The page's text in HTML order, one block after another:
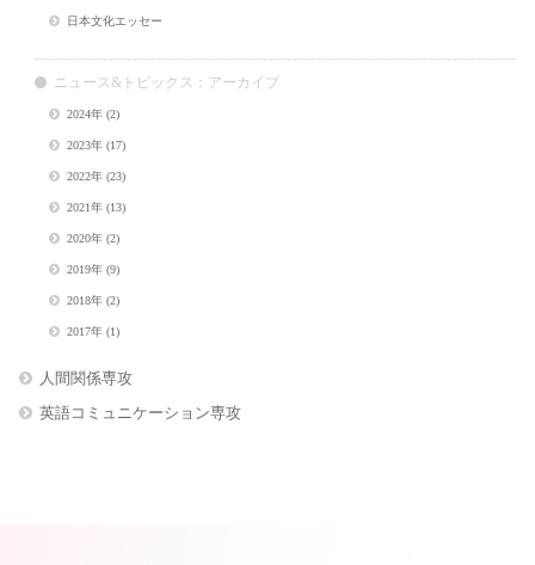
日本文化エッセー
ニュース&トピックス：アーカイブ
2024年(2)
2023年(17)
2022年(23)
2021年(13)
2020年(2)
2019年(9)
2018年(2)
2017年(1)
人間関係専攻
英語コミュニケーション専攻